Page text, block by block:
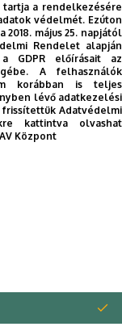
a DE
a rendelkezésére
védelmét. Ezúton
május 25. napjától
Rendelet alapján
GDPR előírásait az
A felhasználók
korábban is teljes
lévő adatkezelési
frissítettük Adatvédelmi
kattintva olvashat
Központ